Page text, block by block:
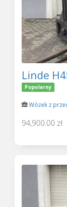
Linde
Popularny
Wózek z
94,900.00 zł